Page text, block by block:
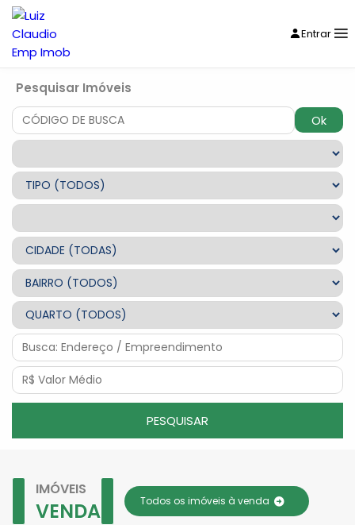
Entrar
Pesquisar Imóveis
Ok
PESQUISAR
IMÓVEIS
VENDA Todos os imóveis à venda